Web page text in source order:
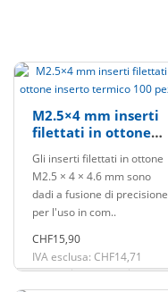
M2.5×4 mm inserti
filettati in ottone
pezzi
Gli inserti filettati in ottone
M2.5 × 4 × 4.6 mm sono
dadi a fusione di precisione
per l'uso in com..
CHF15,90
IVA esclusa: CHF14,71